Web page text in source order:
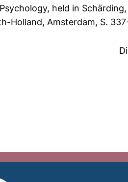
held in
Holland, Amsterdam, S.